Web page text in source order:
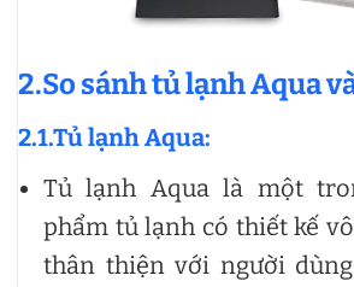
2.So sánh tủ lạnh Aqua
2.1.Tủ lạnh Aqua:
Tủ lạnh Aqua là một
phẩm tủ lạnh có thiết kế
thân thiện với người